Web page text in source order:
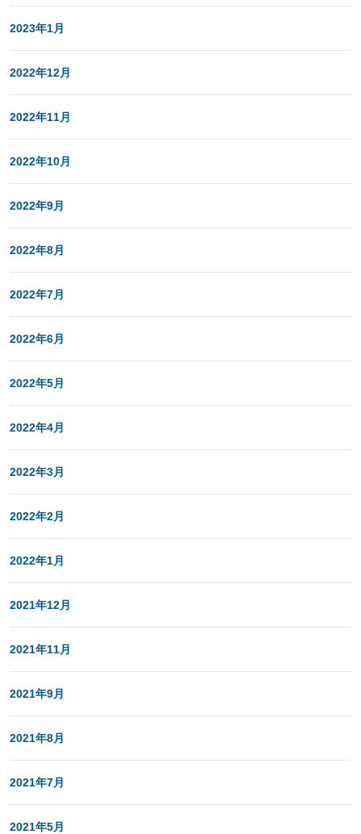
2023年1月
2022年12月
2022年11月
2022年10月
2022年9月
2022年8月
2022年7月
2022年6月
2022年5月
2022年4月
2022年3月
2022年2月
2022年1月
2021年12月
2021年11月
2021年9月
2021年8月
2021年7月
2021年5月